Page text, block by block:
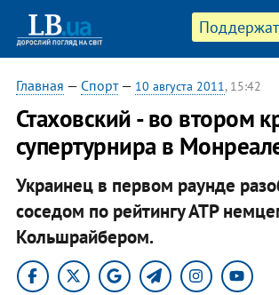
Главная — Спорт— 10 августа 2011, 15:42
Стаховский - во втором
супертурнира в
Украинец в первом раунде
соседом по рейтингу АТР
Кольшрайбером.